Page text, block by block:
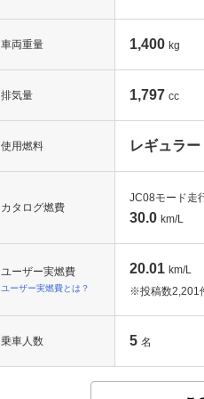
車両重量 1,400 kg
排気量 1,797 cc
使用燃料 レギュラー
カタログ燃費
JC08モード走
30.0 km/L
ユーザー実燃費
ユーザー実燃費とは？
20.01 km/L
※投稿数2,201
乗車人数 5 名